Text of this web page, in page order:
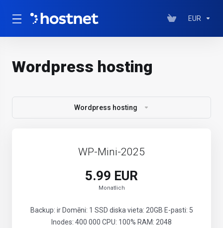
EUR
Wordpress hosting
Wordpress hosting
WP-Mini-2025
5.99 EUR
Monatlich
Backup: ir Domēni: 1 SSD diska vieta: 20GB E-pasti: 5
Inodes: 400 000 CPU: 100% RAM: 2048